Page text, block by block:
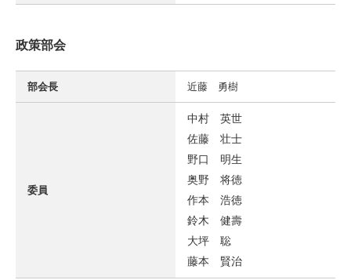
政策部会
部会長 近藤 勇樹
委員
中村 英世
佐藤 壮士
野口 明生
奥野 将徳
作本 浩徳
鈴木 健壽
大坪 聡
藤本 賢治